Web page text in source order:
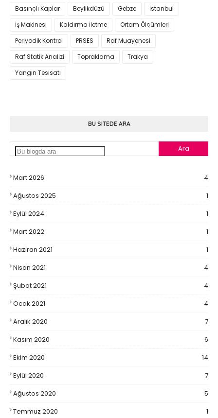
Basınçlı Kaplar Beylikdüzü Gebze
İstanbul
İş Makinesi
Kaldırma İletme
Ortam Ölçümleri
Periyodik Kontrol
PRSES
Raf Muayenesi
Raf Statik Analizi
Topraklama
Trakya
Yangın Tesisatı
BU SITEDE ARA
Mart 2026
4
Ağustos 2025
1
Eylül 2024
1
Mart 2022
1
Haziran 2021
1
Nisan 2021
4
Şubat 2021
4
Ocak 2021
4
Aralık 2020
7
Kasım 2020
6
Ekim 2020
14
Eylül 2020
7
Ağustos 2020
5
Temmuz 2020
1